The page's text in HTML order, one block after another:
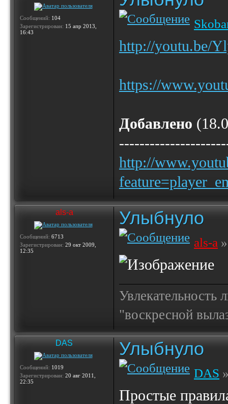
Сообщений: 104
Зарегистрирован: 15 апр 2013,
16:43
http://youtu.be/
https://
Добавлено
http://
als-a
Сообщений: 6713
Зарегистрирован: 29 окт 2009,
12:35
Улыбнуло
als-a
Увлекательность
"воскресной
DAS
Сообщений: 1019
Зарегистрирован: 20 авг 2011,
22:35
Улыбнуло
DAS
Простые